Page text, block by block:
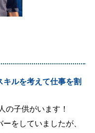
ルを考えて仕事を割
の子供がいます！
をしていましたが、